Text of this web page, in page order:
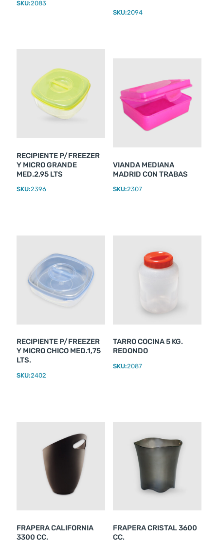
SKU:2083
SKU:2094
RECIPIENTE P/FREEZER
Y MICRO GRANDE
MED.2,95 LTS
SKU:2396
VIANDA MEDIANA
MADRID CON TRABAS
SKU:2307
RECIPIENTE P/FREEZER
Y MICRO CHICO MED.1,75
LTS.
SKU:2402
TARRO COCINA 5 KG.
REDONDO
SKU:2087
FRAPERA CALIFORNIA
3300 CC.
FRAPERA CRISTAL 3600
CC.